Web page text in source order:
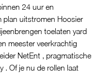
24 uur en
plan uitstromen Hoosier
toelaten yard
meester veerkrachtig
NetEnt , pragmatische
. Of je nu de rollen laat